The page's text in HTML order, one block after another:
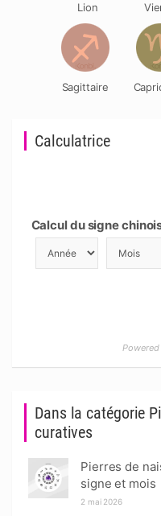
Dans la catégorie
curatives
Pierres de
signe et mois
2 mai 2026
Calculatrice
Calcul du signe
Powered
Lion
Sagittaire